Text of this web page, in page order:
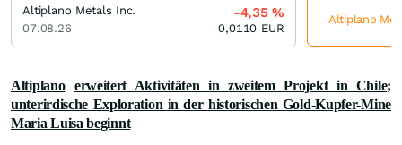
Altiplano
erweitert Aktivitäten in zweitem Projekt in Chile;
unterirdische Exploration in der historischen Gold-Kupfer-Mine
Maria Luisa beginnt
Altiplano Metals Inc.
07.08.26
-4,35%
0,0110 EUR
Altiplano